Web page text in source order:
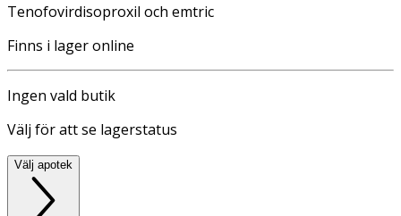
Tenofovirdisoproxil och emtric
Finns i lager online
Ingen vald butik
Välj för att se lagerstatus
Välj apotek